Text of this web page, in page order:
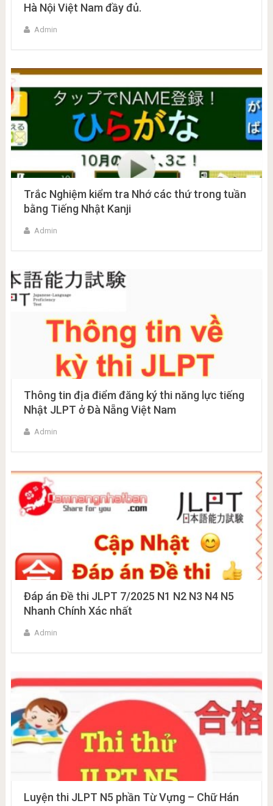
Hà Nội Việt Nam đầy đủ.
Admin
Trắc Nghiệm kiểm tra Nhớ các thứ trong tuần
bằng Tiếng Nhật Kanji
Admin
Thông tin địa điểm đăng ký thi năng lực tiếng
Nhật JLPT ở Đà Nẵng Việt Nam
Admin
Đáp án Đề thi JLPT 7/2025 N1 N2 N3 N4 N5
Nhanh Chính Xác nhất
Admin
Luyện thi JLPT N5 phần Từ Vựng – Chữ Hán